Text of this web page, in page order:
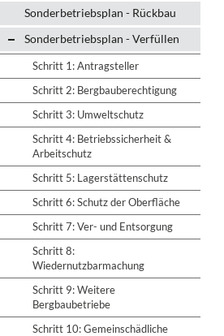
Sonderbetriebsplan - Rückbau
Sonderbetriebsplan - Verfüllen
Schritt 1: Antragsteller
Schritt 2: Bergbauberechtigung
Schritt 3: Umweltschutz
Schritt 4: Betriebssicherheit &
Arbeitschutz
Schritt 5: Lagerstättenschutz
Schritt 6: Schutz der Oberfläche
Schritt 7: Ver- und Entsorgung
Schritt 8:
Wiedernutzbarmachung
Schritt 9: Weitere
Bergbaubetriebe
Schritt 10: Gemeinschädliche